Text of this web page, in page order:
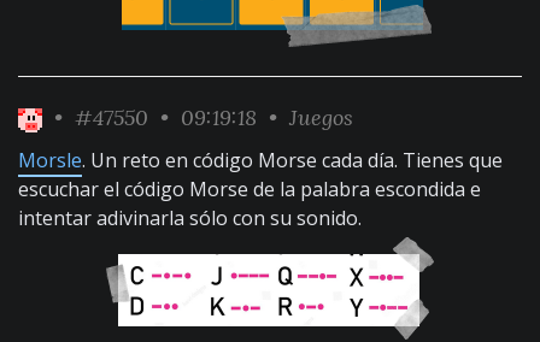
• #47550 • 09:19:18 • Juegos
Morsle. Un reto en código Morse cada día. Tienes que
escuchar el código Morse de la palabra escondida e
intentar adivinarla sólo con su sonido.